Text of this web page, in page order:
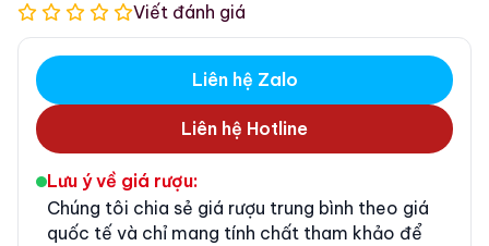
Viết đánh giá
Liên hệ Zalo
Liên hệ Hotline
Lưu ý về giá rượu:
Chúng tôi chia sẻ giá rượu trung bình theo giá
quốc tế và chỉ mang tính chất tham khảo để